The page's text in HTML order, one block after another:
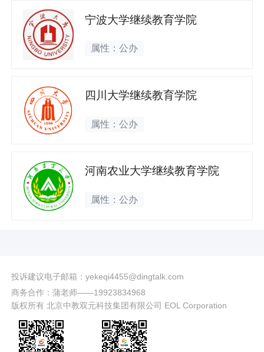
宁波大学继续教育学院
属性：公办
四川大学继续教育学院
属性：公办
河南农业大学继续教育学院
属性：公办
投诉建议电子邮箱：yekeqi4455@dingtalk.com
商务合作：蒲老师——19923834968
版权所有 北京中教双元科技集团有限公司 EOL Corporation